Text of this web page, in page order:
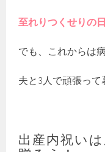
至れりつくせりの
でも、これからは
夫と3人で頑張って
出産内祝い